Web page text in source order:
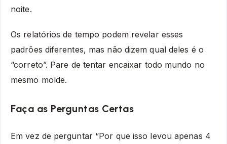
noite.
Os relatórios de tempo podem revelar esses
padrões diferentes, mas não dizem qual deles é o
“correto”. Pare de tentar encaixar todo mundo no
mesmo molde.
Faça as Perguntas Certas
Em vez de perguntar “Por que isso levou apenas 4